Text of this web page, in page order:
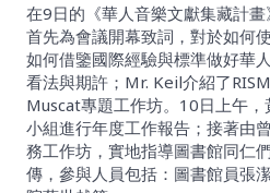
在9日的《華人音樂文獻集藏計
首先為會議開幕致詞，對於如何
如何借鑒國際經驗與標準做好華
看法與期許；Mr. Keil介紹了
Muscat專題工作坊。10日上午
小組進行年度工作報告；接著由
務工作坊，實地指導圖書館同仁
傳，參與人員包括：圖書館員張